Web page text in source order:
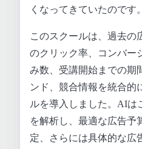
くなってきていたのです。
このスクールは、過去の
のクリック率、コンバー
み数、受講開始までの期
ンド、競合情報を統合的
ルを導入しました。AIは
を解析し、最適な広告予
定、さらには具体的な広